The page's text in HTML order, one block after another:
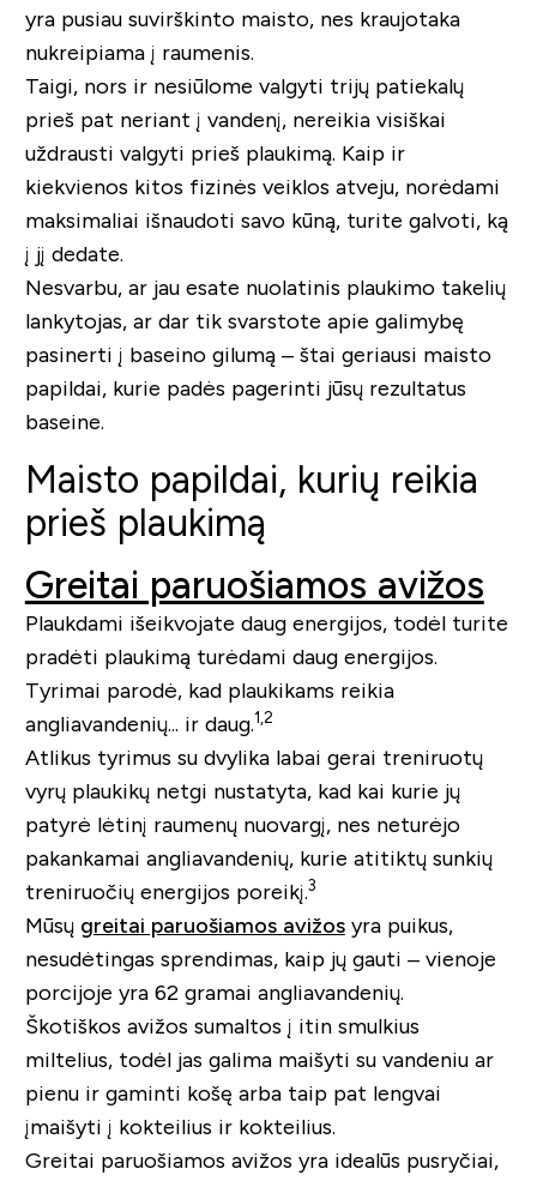
yra pusiau suvirškinto maisto, nes kraujotaka
nukreipiama į raumenis.
Taigi, nors ir nesiūlome valgyti trijų patiekalų
prieš pat neriant į vandenį, nereikia visiškai
uždrausti valgyti prieš plaukimą. Kaip ir
kiekvienos kitos fizinės veiklos atveju, norėdami
maksimaliai išnaudoti savo kūną, turite galvoti, ką
į jį dedate.
Nesvarbu, ar jau esate nuolatinis plaukimo takelių
lankytojas, ar dar tik svarstote apie galimybę
pasinerti į baseino gilumą – štai geriausi maisto
papildai, kurie padės pagerinti jūsų rezultatus
baseine.
Maisto papildai, kurių reikia
prieš plaukimą
Greitai paruošiamos avižos
Plaukdami išeikvojate daug energijos, todėl turite
pradėti plaukimą turėdami daug energijos.
Tyrimai parodė, kad plaukikams reikia
angliavandenių... ir daug.1,2
Atlikus tyrimus su dvylika labai gerai treniruotų
vyrų plaukikų netgi nustatyta, kad kai kurie jų
patyrė lėtinį raumenų nuovargį, nes neturėjo
pakankamai angliavandenių, kurie atitiktų sunkių
treniruočių energijos poreikį.3
Mūsų greitai paruošiamos avižosyra puikus,
nesudėtingas sprendimas, kaip jų gauti – vienoje
porcijoje yra 62 gramai angliavandenių.
Škotiškos avižos sumaltos į itin smulkius
miltelius, todėl jas galima maišyti su vandeniu ar
pienu ir gaminti košę arba taip pat lengvai
įmaišyti į kokteilius ir kokteilius.
Greitai paruošiamos avižos yra idealūs pusryčiai,